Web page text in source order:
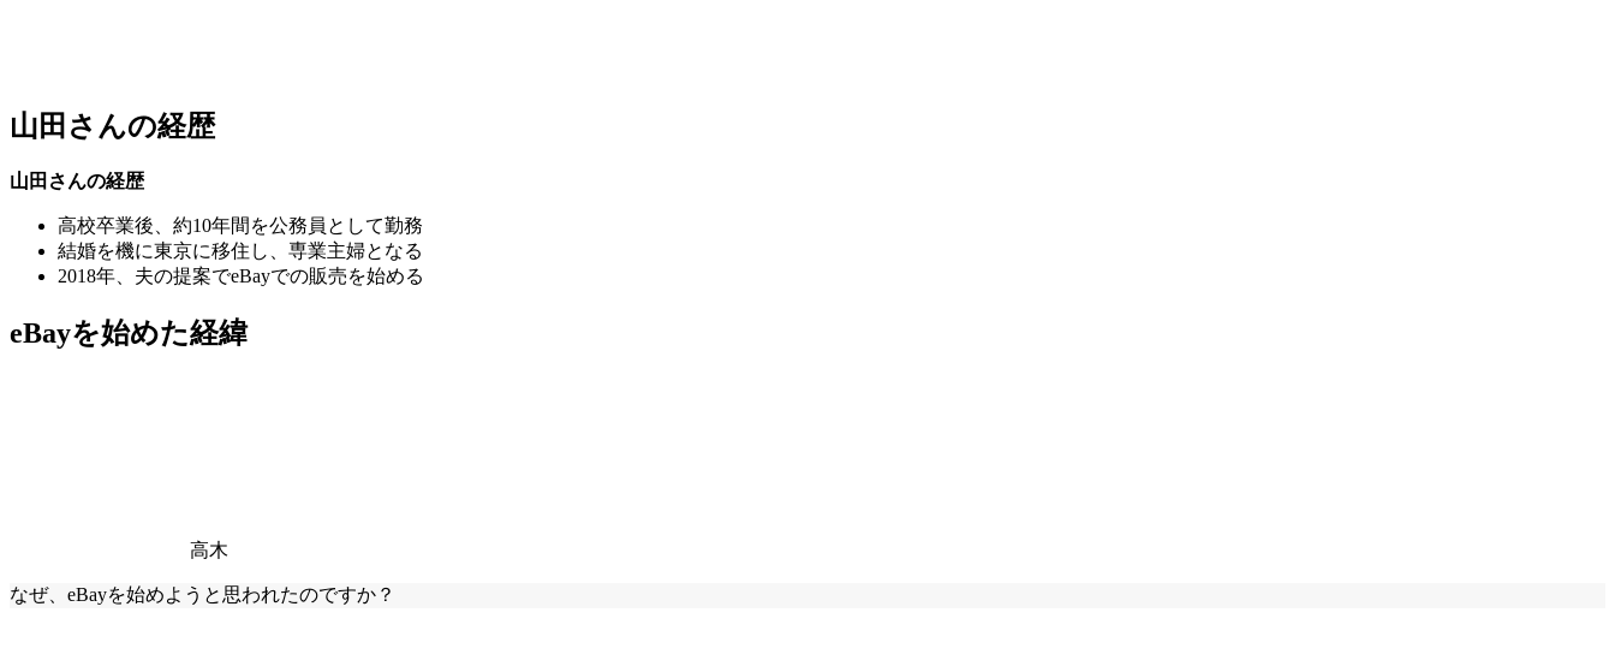
山田さんの経歴
山田さんの経歴
高校卒業後、約10年間を公務員として勤務
結婚を機に東京に移住し、専業主婦となる
2018年、夫の提案でeBayでの販売を始める
eBayを始めた経緯
高木
なぜ、eBayを始めようと思われたのですか？